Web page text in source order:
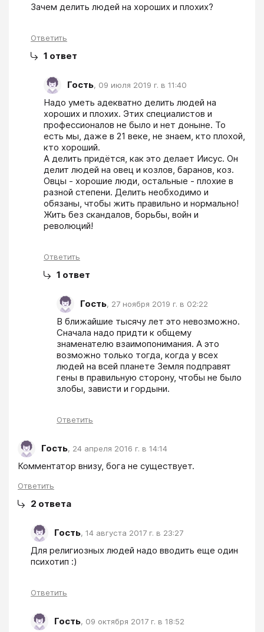
Зачем делить людей на хороших и плохих?
Ответить
1 ответ
Гость, 09 июля 2019 г. в 11:40
Надо уметь адекватно делить людей на
хороших и плохих. Этих специалистов и
профессионалов не было и нет доныне. То
есть мы, даже в 21 веке, не знаем, кто плохой,
кто хороший.
А делить придётся, как это делает Иисус. Он
делит людей на овец и козлов, баранов, коз.
Овцы - хорошие люди, остальные - плохие в
разной степени. Делить необходимо и
обязаны, чтобы жить правильно и нормально!
Жить без скандалов, борьбы, войн и
революций!
Ответить
1 ответ
Гость, 27 ноября 2019 г. в 02:22
В ближайшие тысячу лет это невозможно.
Сначала надо придти к общему
знаменателю взаимопонимания. А это
возможно только тогда, когда у всех
людей на всей планете Земля подправят
гены в правильную сторону, чтобы не было
злобы, зависти и гордыни.
Ответить
Гость, 24 апреля 2016 г. в 14:14
Комментатор внизу, бога не существует.
Ответить
2 ответа
Гость, 14 августа 2017 г. в 23:27
Для религиозных людей надо вводить еще один
психотип :)
Ответить
Гость, 09 октября 2017 г. в 18:52